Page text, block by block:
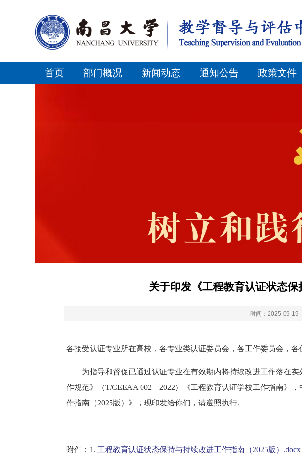
首页 部门概况 新闻动态 通知公告 政策文件
关于印发《工程教育认证状态
时间：2025-09-19
各接受认证专业所在高校，各专业类认证委员会，各工作委员会，各
为指导和督促已通过认证专业在有效期内将持续改进工作落在实
作规范》（T/CEEAA 002—2022）《工程教育认证学校工作指南》
作指南（2025版）》，现印发给你们，请遵照执行。
附件：1. 工程教育认证状态保持与持续改进工作指南（2025版）.docx